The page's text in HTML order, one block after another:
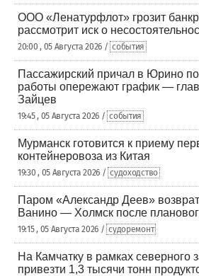
ООО «Ленатурфлот» грозит
рассмотрит иск о
20:00 , 05 Августа 2026 / события
Пассажирский причал в Юрино
работы опережают график —
Зайцев
19:45 , 05 Августа 2026 / события
Мурманск готовится к приему
контейнеровоза из Китая
19:30 , 05 Августа 2026 / судоходство
Паром «Александр Деев»
Ванино — Холмск после
19:15 , 05 Августа 2026 / судоремонт
На Камчатку в рамках северного
привезти 1,3 тысячи тонн